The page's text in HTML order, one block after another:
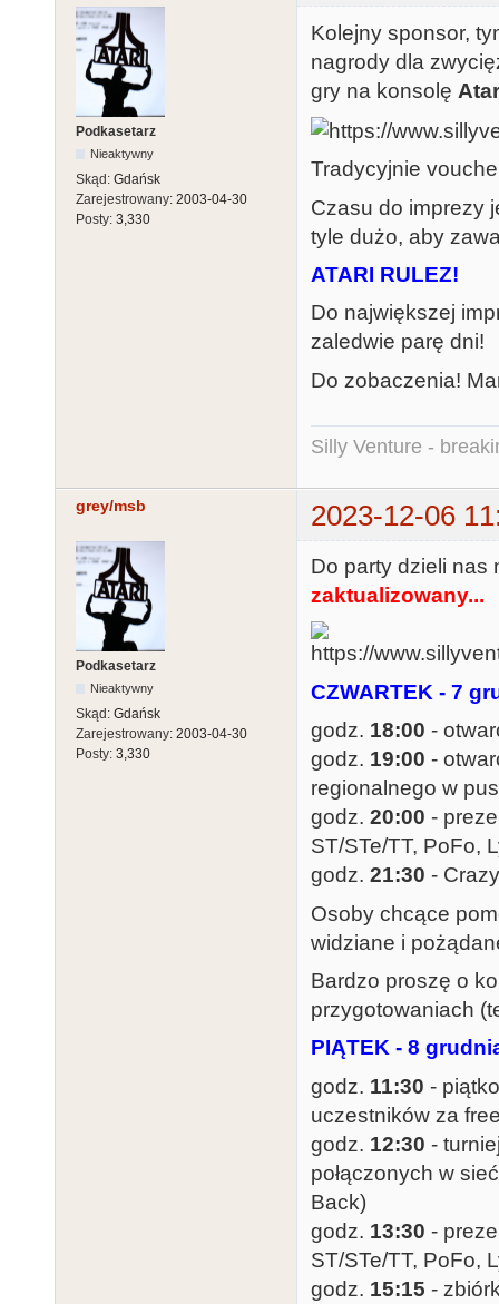
Podkasetarz
Nieaktywny
Skąd: Gdańsk
Zarejestrowany: 2003-04-30
Posty: 3,330
Kolejny sponsor,
nagrody dla
gry na konsolę
Tradycyjnie
Czasu do imprezy
tyle dużo, aby
ATARI RULEZ!
Do największej
zaledwie parę dni!
Do zobaczenia!
Silly Venture -
grey/msb 2023-12-06
Podkasetarz
Nieaktywny
Skąd: Gdańsk
Zarejestrowany: 2003-04-30
Posty: 3,330
Do party dzieli nas
zaktualizowany...
CZWARTEK - 7
godz. 18:00 -
godz. 19:00 -
regionalnego w
godz. 20:00 -
ST/STe/TT, PoFo,
godz. 21:30 -
Osoby chcące
widziane i
Bardzo proszę o
przygotowaniach
PIĄTEK - 8
godz. 11:30 -
uczestników za
godz. 12:30 -
połączonych w
Back)
godz. 13:30 -
ST/STe/TT, PoFo,
godz. 15:15 -